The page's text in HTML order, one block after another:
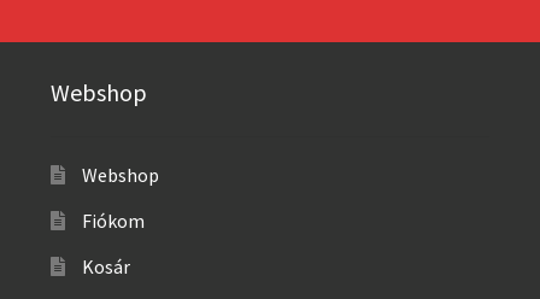
Webshop
Webshop
Fiókom
Kosár